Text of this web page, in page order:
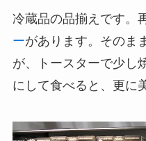
冷蔵品の品揃えです。
ーがあります。そのま
が、トースターで少し
にして食べると、更に